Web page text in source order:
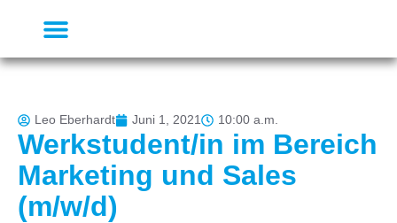
Leo Eberhardt Juni 1, 2021 10:00 a.m.
Werkstudent/in im Bereich
Marketing und Sales
(m/w/d)